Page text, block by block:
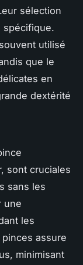
sélection
spécifique.
utilisé
que le
en
dextérité
sont cruciales
sans les
une
les
pinces assure
minimisant